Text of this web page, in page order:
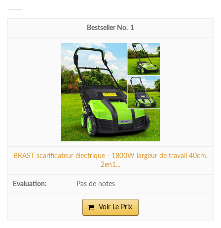
1
BRAST scarificateur électrique - 1800W largeur de travail 40cm,
2en1...
Pas de notes
Voir Le Prix